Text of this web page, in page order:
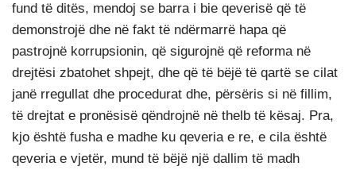
fund të ditës, mendoj se barra i bie qeverisë që të
demonstrojë dhe në fakt të ndërmarrë hapa që
pastrojnë korrupsionin, që sigurojnë që reforma në
drejtësi zbatohet shpejt, dhe që të bëjë të qartë se cilat
janë rregullat dhe procedurat dhe, përsëris si në fillim,
të drejtat e pronësisë qëndrojnë në thelb të kësaj. Pra,
kjo është fusha e madhe ku qeveria e re, e cila është
qeveria e vjetër, mund të bëjë një dallim të madh